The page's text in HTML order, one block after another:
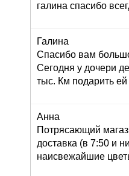
галина спасибо
Галина
Спасибо вам
Сегодня у дочери
тыс. Км подарить
Анна
Потрясающий
доставка (в 7:50 и
наисвежайшие